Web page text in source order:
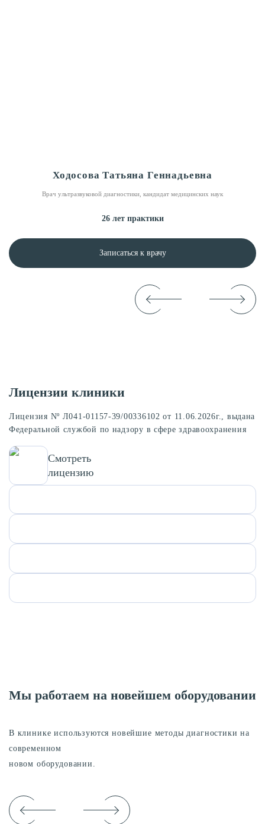
Ходосова Татьяна Геннадьевна
Врач ультразвуковой диагностики, кандидат медицинских наук
26 лет практики
Записаться к врачу
Лицензии клиники
Лицензия Nº Л041-01157-39/00336102 от 11.06.2026г., выдана
Федеральной службой по надзору в сфере здравоохранения
Смотреть
лицензию
Мы работаем на новейшем оборудовании
В клинике используются новейшие методы диагностики на
современном
новом оборудовании.